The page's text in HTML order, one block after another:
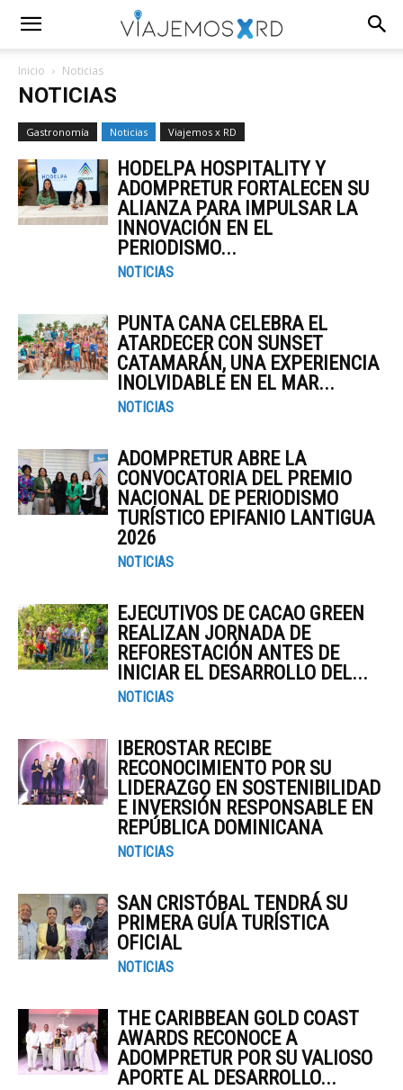
Inicio Noticias
NOTICIAS
Gastronomía Noticias Viajemos x RD
HODELPA HOSPITALITY Y
ADOMPRETUR FORTALECEN SU
ALIANZA PARA IMPULSAR LA
INNOVACIÓN EN EL
PERIODISMO...
NOTICIAS
PUNTA CANA CELEBRA EL
ATARDECER CON SUNSET
CATAMARÁN, UNA EXPERIENCIA
INOLVIDABLE EN EL MAR...
NOTICIAS
ADOMPRETUR ABRE LA
CONVOCATORIA DEL PREMIO
NACIONAL DE PERIODISMO
TURÍSTICO EPIFANIO LANTIGUA
2026
NOTICIAS
EJECUTIVOS DE CACAO GREEN
REALIZAN JORNADA DE
REFORESTACIÓN ANTES DE
INICIAR EL DESARROLLO DEL...
NOTICIAS
IBEROSTAR RECIBE
RECONOCIMIENTO POR SU
LIDERAZGO EN SOSTENIBILIDAD
E INVERSIÓN RESPONSABLE EN
REPÚBLICA DOMINICANA
NOTICIAS
SAN CRISTÓBAL TENDRÁ SU
PRIMERA GUÍA TURÍSTICA
OFICIAL
NOTICIAS
THE CARIBBEAN GOLD COAST
AWARDS RECONOCE A
ADOMPRETUR POR SU VALIOSO
APORTE AL DESARROLLO...